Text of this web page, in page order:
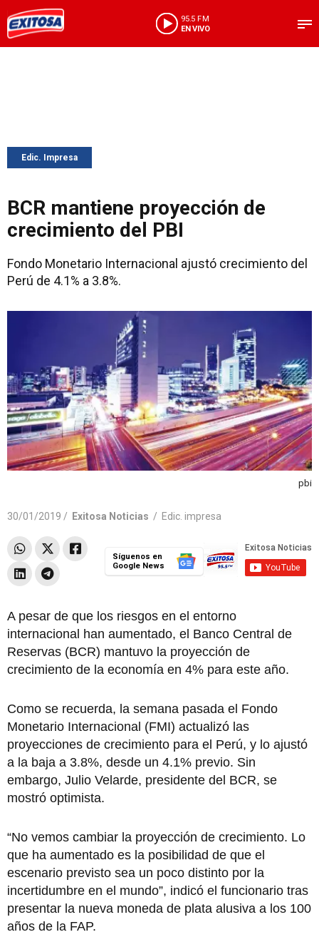
95.5 FM
EN VIVO
Edic. Impresa
BCR mantiene proyección de
crecimiento del PBI
Fondo Monetario Internacional ajustó crecimiento del
Perú de 4.1% a 3.8%.
pbi
30/01/2019 / Exitosa Noticias / Edic. impresa
Síguenos en
Google News
A pesar de que los riesgos en el entorno
internacional han aumentado, el Banco Central de
Reservas (BCR) mantuvo la proyección de
crecimiento de la economía en 4% para este año.
Como se recuerda, la semana pasada el Fondo
Monetario Internacional (FMI) actualizó las
proyecciones de crecimiento para el Perú, y lo ajustó
a la baja a 3.8%, desde un 4.1% previo. Sin
embargo, Julio Velarde, presidente del BCR, se
mostró optimista.
“No vemos cambiar la proyección de crecimiento. Lo
que ha aumentado es la posibilidad de que el
escenario previsto sea un poco distinto por la
incertidumbre en el mundo”, indicó el funcionario tras
presentar la nueva moneda de plata alusiva a los 100
años de la FAP.